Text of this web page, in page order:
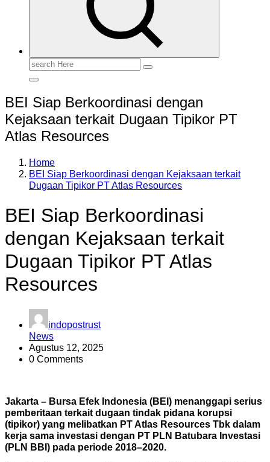
Search
BEI Siap Berkoordinasi dengan
Kejaksaan terkait Dugaan Tipikor PT
Atlas Resources
Home
BEI Siap Berkoordinasi dengan Kejaksaan terkait
Dugaan Tipikor PT Atlas Resources
BEI Siap Berkoordinasi
dengan Kejaksaan terkait
Dugaan Tipikor PT Atlas
Resources
indopostrust
News
Agustus 12, 2025
0 Comments
Jakarta – Bursa Efek Indonesia (BEI) menanggapi serius
pemberitaan terkait dugaan tindak pidana korupsi
(tipikor) yang melibatkan PT Atlas Resources Tbk dalam
kerja sama investasi dengan PT PLN Batubara Investasi
(PLN BBI) pada periode 2018–2020.